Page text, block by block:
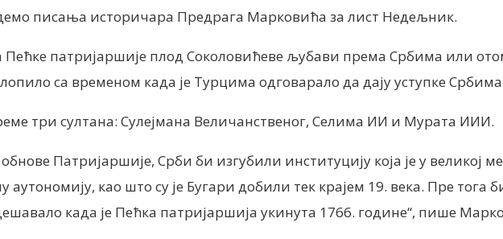
писања историчара Предрага Марковића за лист Недељник.
Пећке патријаршије плод Соколовићеве љубави према Србима или
са временом када је Турцима одговарало да дају уступке
три султана: Сулејмана Величанственог, Селима ИИ и Мурата ИИИ.
Патријаршије, Срби би изгубили институцију која је у великој
као што су је Бугари добили тек крајем 19. века. Пре тога
када је Пећка патријаршија укинута 1766. године“, пише